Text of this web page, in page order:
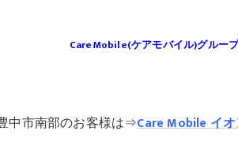
CareMobile(ケアモバイル)グルー
中市南部のお客様は⇒Care Mobileイオ